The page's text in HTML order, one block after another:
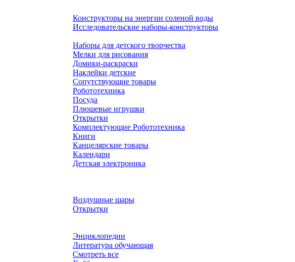
Конструкторы на энергии соленой воды
Исследовательские наборы-конструкторы
Наборы для детского творчества
Мелки для рисования
Домики-раскраски
Наклейки детские
Сопутствующие товары
Робототехника
Посуда
Плюшевые игрушки
Открытки
Комплектующие Робототехника
Книги
Канцелярские товары
Календари
Детская электроника
Воздушные шары
Открытки
Энциклопедии
Литература обучающая
Смотреть все